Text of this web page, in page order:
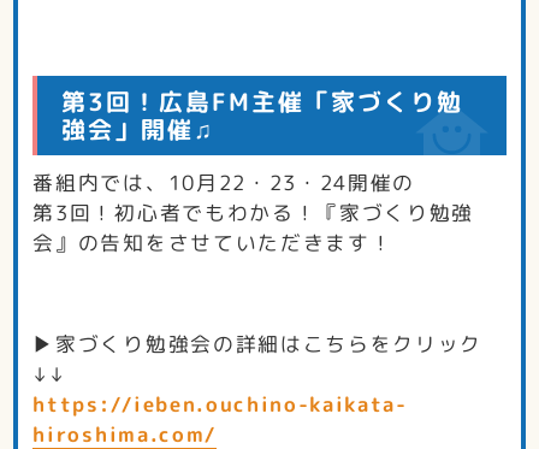
第3回！広島FM主催「家づくり勉
強会」開催♫
番組内では、10月22・23・24開催の
第3回！初心者でもわかる！『家づくり勉強
会』の告知をさせていただきます！
▶家づくり勉強会の詳細はこちらをクリック
↓↓
https://ieben.ouchino-kaikata-
hiroshima.com/